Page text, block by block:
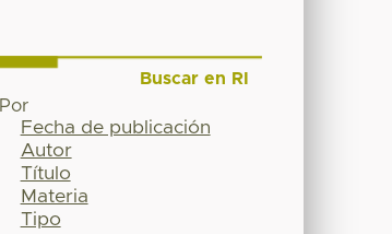
Buscar en RI
Por
Fecha de publicación
Autor
Título
Materia
Tipo